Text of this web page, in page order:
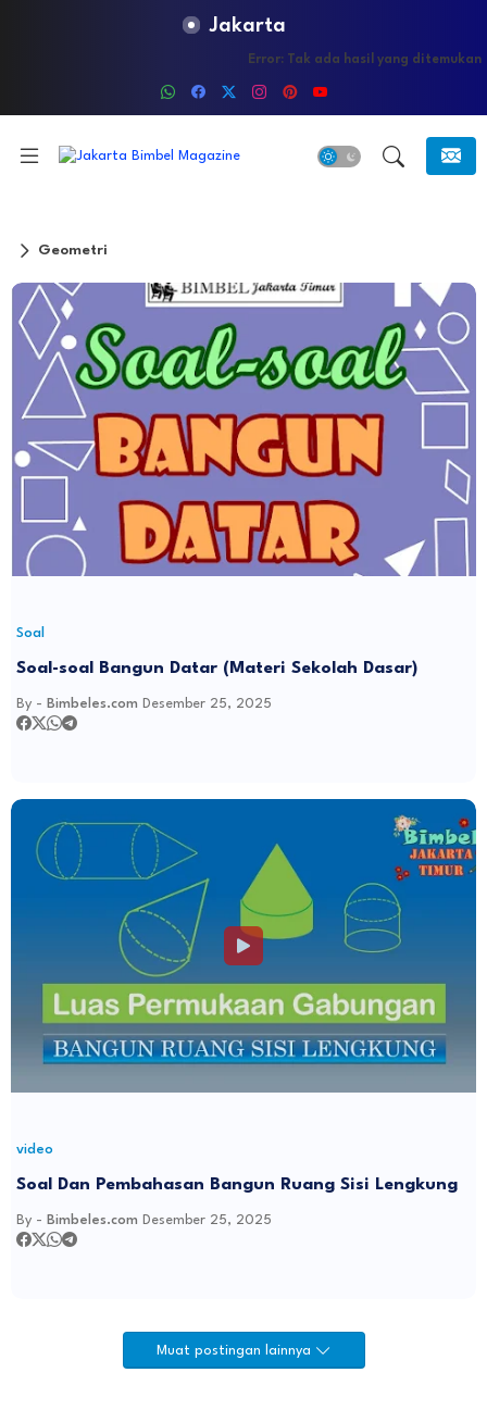
Jakarta
Error: Tak ada hasil yang ditemukan
Geometri
Soal
Soal-soal Bangun Datar (Materi Sekolah Dasar)
By - Bimbeles.com Desember 25, 2025
video
Soal Dan Pembahasan Bangun Ruang Sisi Lengkung
By - Bimbeles.com Desember 25, 2025
Muat postingan lainnya